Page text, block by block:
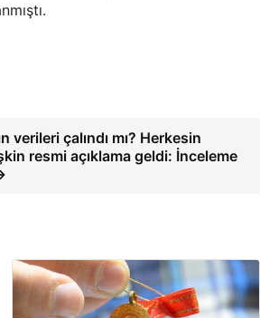
verileri çalındı ​​mı? Herkesin
resmi açıklama geldi: İnceleme